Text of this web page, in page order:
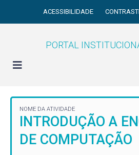
ACESSIBILIDADE
PORTAL
NOME DA ATIVIDADE
INTRODUÇÃO A
DE COMPUTAÇÃO